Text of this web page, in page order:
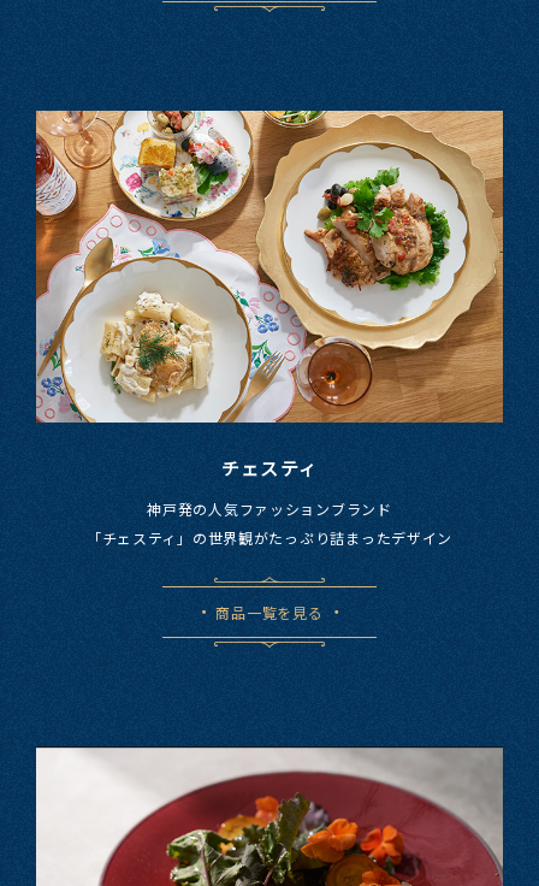
チェスティ
神戸発の​人気ファッションブランド
​「チェスティ」の​世界観が​たっぷり詰まった​デザイン
商品一覧を見る